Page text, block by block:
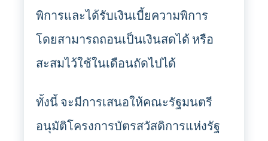
พิการและได้รับเงินเบี้ยความพิการ
โดยสามารถถอนเป็นเงินสดได้ หรือ
สะสมไว้ใช้ในเดือนถัดไปได้
ทั้งนี้ จะมีการเสนอให้คณะรัฐมนตรี
อนุมัติโครงการบัตรสวัสดิการแห่งรัฐ